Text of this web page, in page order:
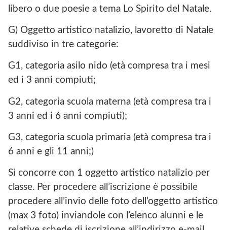
libero o due poesie a tema Lo Spirito del Natale.
G) Oggetto artistico natalizio, lavoretto di Natale
suddiviso in tre categorie:
G1, categoria asilo nido (età compresa tra i mesi
ed i 3 anni compiuti;
G2, categoria scuola materna (età compresa tra i
3 anni ed i 6 anni compiuti);
G3, categoria scuola primaria (età compresa tra i
6 anni e gli 11 anni;)
Si concorre con 1 oggetto artistico natalizio per
classe. Per procedere all’iscrizione è possibile
procedere all’invio delle foto dell’oggetto artistico
(max 3 foto) inviandole con l’elenco alunni e le